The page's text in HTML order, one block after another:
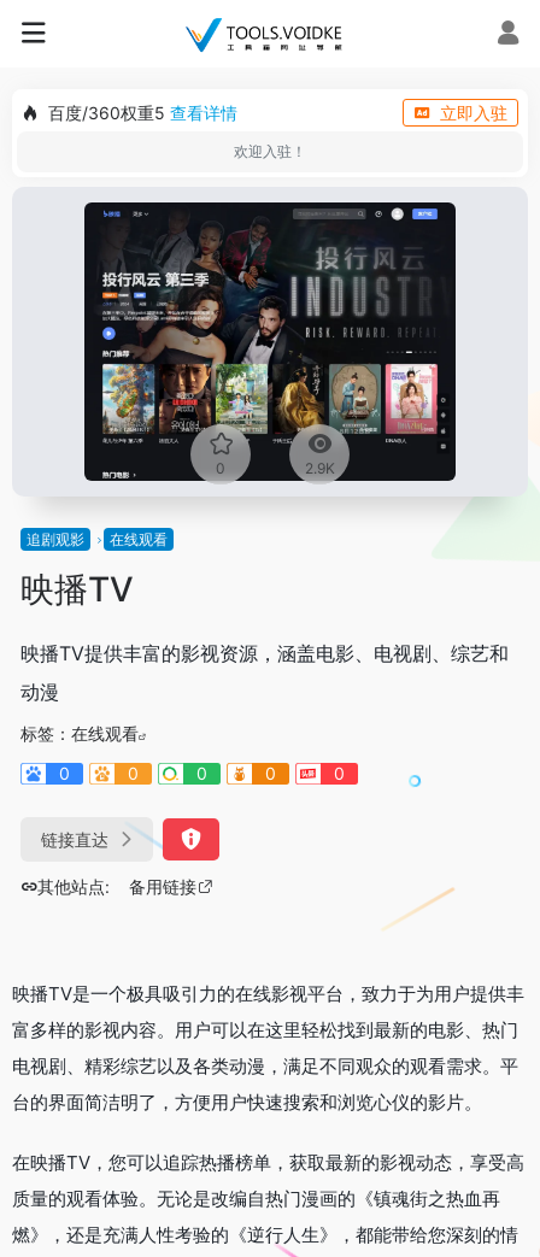
百度/360权重5 查看详情 立即入驻
欢迎入驻！
0 2.9K
追剧观影 在线观看
映播TV
映播TV提供丰富的影视资源，涵盖电影、电视剧、综艺和
动漫
标签： 在线观看
0
0 0 0 0
链接直达
其他站点: 备用链接
映播TV是一个极具吸引力的在线影视平台，致力于为用户提供丰
富多样的影视内容。用户可以在这里轻松找到最新的电影、热门
电视剧、精彩综艺以及各类动漫，满足不同观众的观看需求。平
台的界面简洁明了，方便用户快速搜索和浏览心仪的影片。
在映播TV，您可以追踪热播榜单，获取最新的影视动态，享受高
质量的观看体验。无论是改编自热门漫画的《镇魂街之热血再
燃》，还是充满人性考验的《逆行人生》，都能带给您深刻的情